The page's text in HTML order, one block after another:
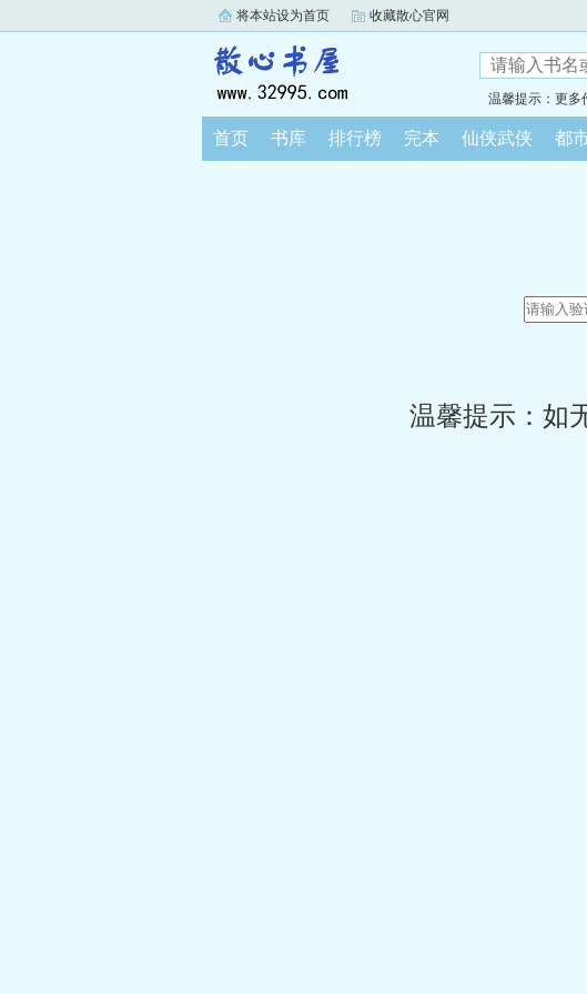
将本站设为首页 收藏散心官网
温馨提示：更多
首页 书库 排行榜 完本 仙侠武侠 都
温馨提示：如